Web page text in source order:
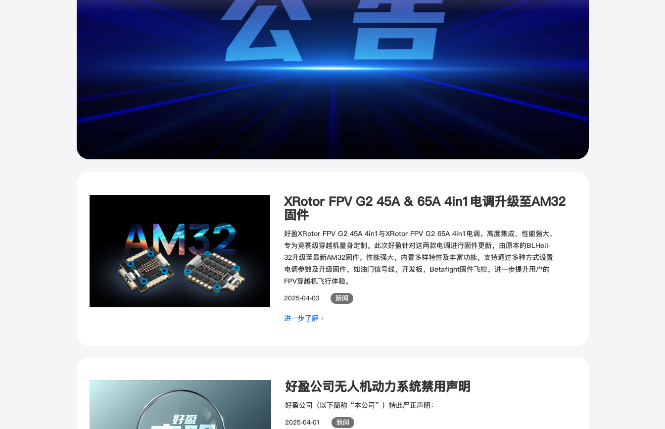
XRotor FPV G2 45A & 65A 4in1电调升级至AM32
固件
好盈XRotor FPV G2 45A 4in1与XRotor FPV G2 65A 4in1电调，高度集成、性能强大，
专为竞赛级穿越机量身定制。此次好盈针对这两款电调进行固件更新，由原本的BLHeli-
32升级至最新AM32固件，性能强大，内置多样特性及丰富功能，支持通过多种方式设置
电调参数及升级固件，如油门信号线，开发板，Betafight固件飞控，进一步提升用户的
FPV穿越机飞行体验。
2025-04-03 新闻
进一步了解 >
好盈公司无人机动力系统禁用声明
好盈公司（以下简称“本公司”）特此严正声明：
2025-04-01 新闻